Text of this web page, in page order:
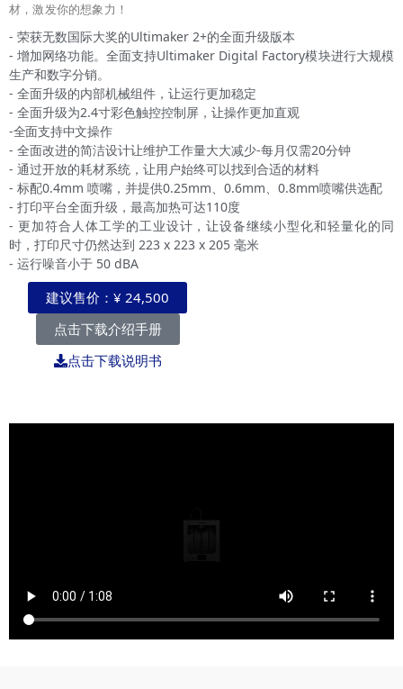
材，激发你的想象力！
- 荣获无数国际大奖的Ultimaker 2+的全面升级版本
- 增加网络功能。全面支持Ultimaker Digital Factory模块进行大规模
生产和数字分销。
- 全面升级的内部机械组件，让运行更加稳定
- 全面升级为2.4寸彩色触控控制屏，让操作更加直观
-全面支持中文操作
- 全面改进的简洁设计让维护工作量大大减少-每月仅需20分钟
- 通过开放的耗材系统，让用户始终可以找到合适的材料
- 标配0.4mm 喷嘴，并提供0.25mm、0.6mm、0.8mm喷嘴供选配
- 打印平台全面升级，最高加热可达110度
- 更加符合人体工学的工业设计，让设备继续小型化和轻量化的同
时，打印尺寸仍然达到 223 x 223 x 205 毫米
- 运行噪音小于 50 dBA
建议售价：¥ 24,500
点击下载介绍手册
点击下载说明书